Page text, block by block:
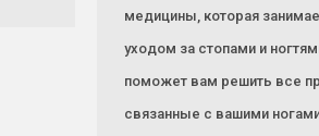
медицины, которая
уходом за стопами и
поможет вам решить все
связанные с вашими